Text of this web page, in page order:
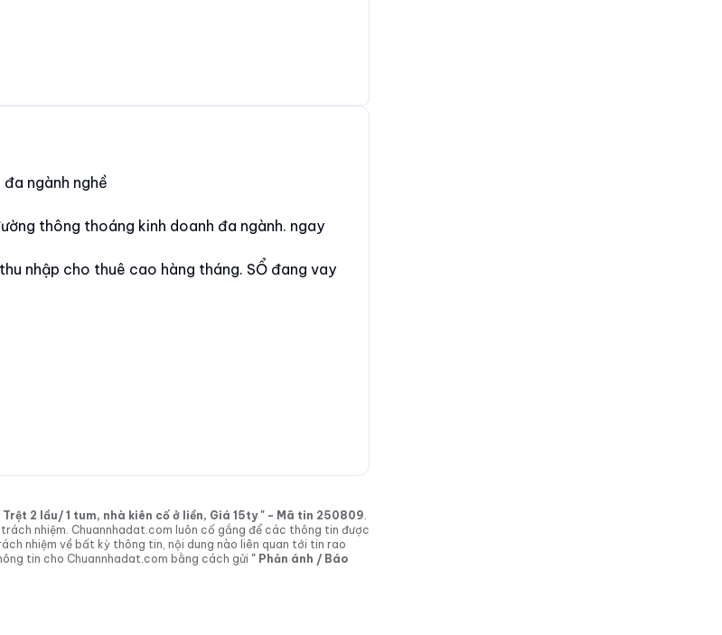
ngành nghề
thông thoáng kinh doanh đa ngành. ngay
nhập cho thuê cao hàng tháng. SỔ đang vay
Trệt 2 lầu/ 1 tum, nhà kiên cố ở liền, Giá 15ty " - Mã tin 250809.
nhiệm. Chuannhadat.com luôn cố gắng để các thông tin được
nhiệm về bất kỳ thông tin, nội dung nào liên quan tới tin rao
tin cho Chuannhadat.com bằng cách gửi " Phản ánh / Báo